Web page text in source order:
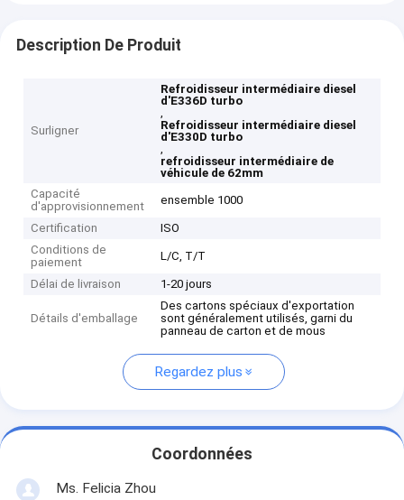
Description De Produit
Surligner
Refroidisseur intermédiaire diesel
d'E336D turbo
,
Refroidisseur intermédiaire diesel
d'E330D turbo
,
refroidisseur intermédiaire de
véhicule de 62mm
Capacité
d'approvisionnement
ensemble 1000
Certification
ISO
Conditions de
paiement
L/C, T/T
Délai de livraison 1-20 jours
Détails d'emballage
Des cartons spéciaux d'exportation
sont généralement utilisés, garni du
panneau de carton et de mous
Regardez plus
Coordonnées
Ms. Felicia Zhou